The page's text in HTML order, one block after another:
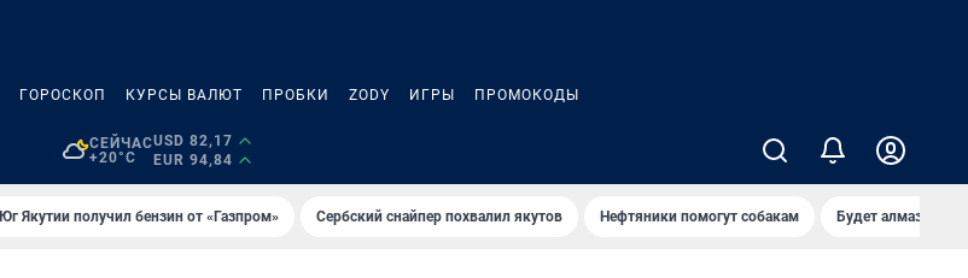
ГОРОСКОП КУРСЫ ВАЛЮТ ПРОБКИ ZODY ИГРЫ ПРОМОКОДЫ
СЕЙЧАС
+20°C
USD 82,17
EUR 94,84
Юг Якутии получил бензин от «Газпром» Сербский снайпер похвалил якутов Нефтяники помогут собакам Будет алмазный